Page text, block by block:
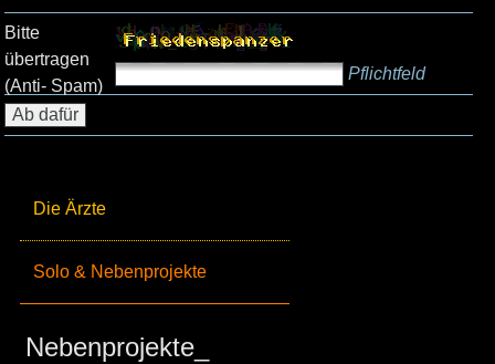
Die Ärzte
Solo & Nebenprojekte
Nebenprojekte_
Bitte
übertragen
(Anti- Spam)
Pflichtfeld